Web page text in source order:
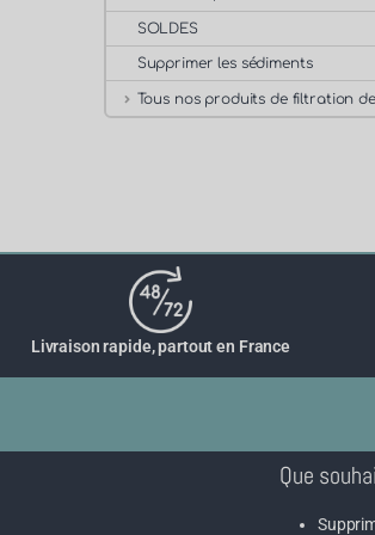
SOLDES
Supprimer les sédiments
Tous nos produits de filtration
Livraison rapide, partout en France
Que